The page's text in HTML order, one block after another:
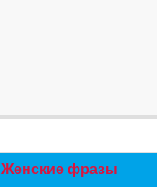
Женские фразы